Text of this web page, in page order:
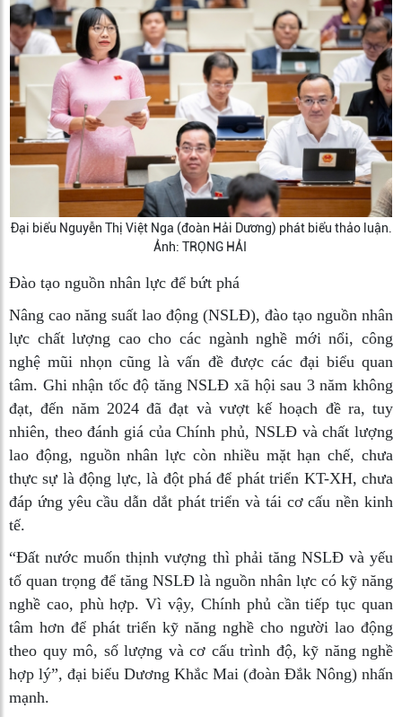
Đại biểu Nguyễn Thị Việt Nga (đoàn Hải Dương) phát biểu thảo luận.
Ảnh: TRỌNG HẢI
Đào tạo nguồn nhân lực để bứt phá
Nâng cao năng suất lao động (NSLĐ), đào tạo nguồn nhân
lực chất lượng cao cho các ngành nghề mới nổi, công
nghệ mũi nhọn cũng là vấn đề được các đại biểu quan
tâm. Ghi nhận tốc độ tăng NSLĐ xã hội sau 3 năm không
đạt, đến năm 2024 đã đạt và vượt kế hoạch đề ra, tuy
nhiên, theo đánh giá của Chính phủ, NSLĐ và chất lượng
lao động, nguồn nhân lực còn nhiều mặt hạn chế, chưa
thực sự là động lực, là đột phá để phát triển KT-XH, chưa
đáp ứng yêu cầu dẫn dắt phát triển và tái cơ cấu nền kinh
tế.
“Đất nước muốn thịnh vượng thì phải tăng NSLĐ và yếu
tố quan trọng để tăng NSLĐ là nguồn nhân lực có kỹ năng
nghề cao, phù hợp. Vì vậy, Chính phủ cần tiếp tục quan
tâm hơn để phát triển kỹ năng nghề cho người lao động
theo quy mô, số lượng và cơ cấu trình độ, kỹ năng nghề
hợp lý”, đại biểu Dương Khắc Mai (đoàn Đắk Nông) nhấn
mạnh.